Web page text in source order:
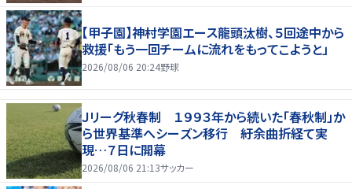
【甲子園】神村学園エース龍頭汰樹、５回途中から
救援「もう一回チームに流れをもってこようと」
2026/08/06 20:24野球
Ｊリーグ秋春制 １９９３年から続いた「春秋制」か
ら世界基準へシーズン移行 紆余曲折経て実
現…７日に開幕
2026/08/06 21:13サッカー